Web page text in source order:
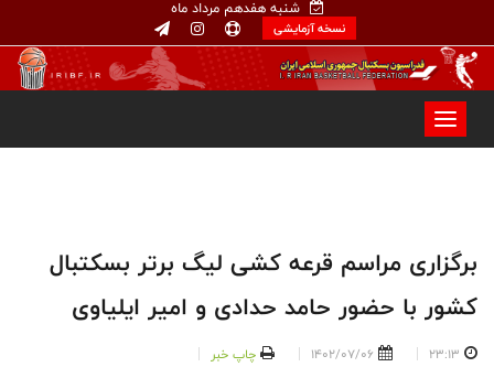
شنبه هفدهم مرداد ماه
نسخه آزمایشی
برگزاری مراسم قرعه کشی لیگ برتر بسکتبال
کشور با حضور حامد حدادی و امیر ایلیاوی
23:13
1402/07/06 چاپ خبر